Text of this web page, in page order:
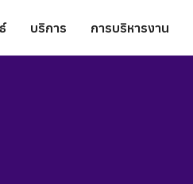
บริการ การบริหารงาน